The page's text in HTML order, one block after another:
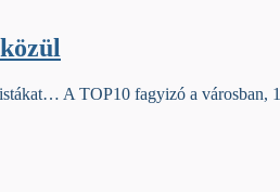
A TOP10 fagyizó a